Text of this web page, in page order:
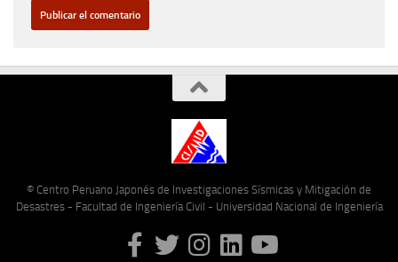
© Centro Peruano Japonés de Investigaciones Sísmicas y Mitigación de
Desastres - Facultad de Ingeniería Civil - Universidad Nacional de Ingeniería